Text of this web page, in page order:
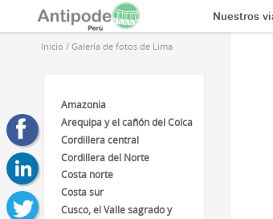
Nuestros
Inicio / Galería de fotos de Lima
Amazonia
Arequipa y el cañón del Colca
Cordillera central
Cordillera del Norte
Costa norte
Costa sur
Cusco, el Valle sagrado y